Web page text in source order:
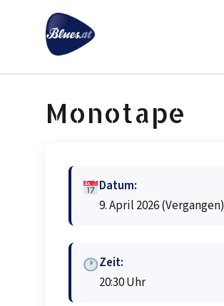
Monotape
Datum:
9. April 2026(Vergangen)
Zeit:
20:30 Uhr